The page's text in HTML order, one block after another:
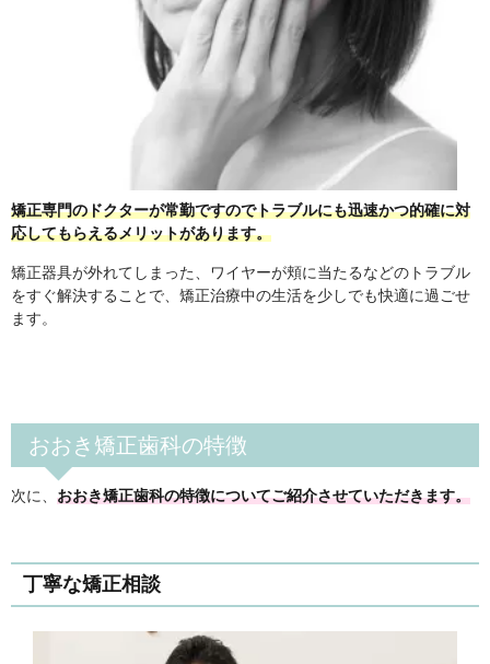
矯正専門のドクターが常勤ですのでトラブルにも迅速かつ的確に対
応してもらえるメリットがあります。
矯正器具が外れてしまった、ワイヤーが頬に当たるなどのトラブル
をすぐ解決することで、矯正治療中の生活を少しでも快適に過ごせ
ます。
おおき矯正歯科の特徴
次に、 おおき矯正歯科の特徴についてご紹介させていただきます。
丁寧な矯正相談